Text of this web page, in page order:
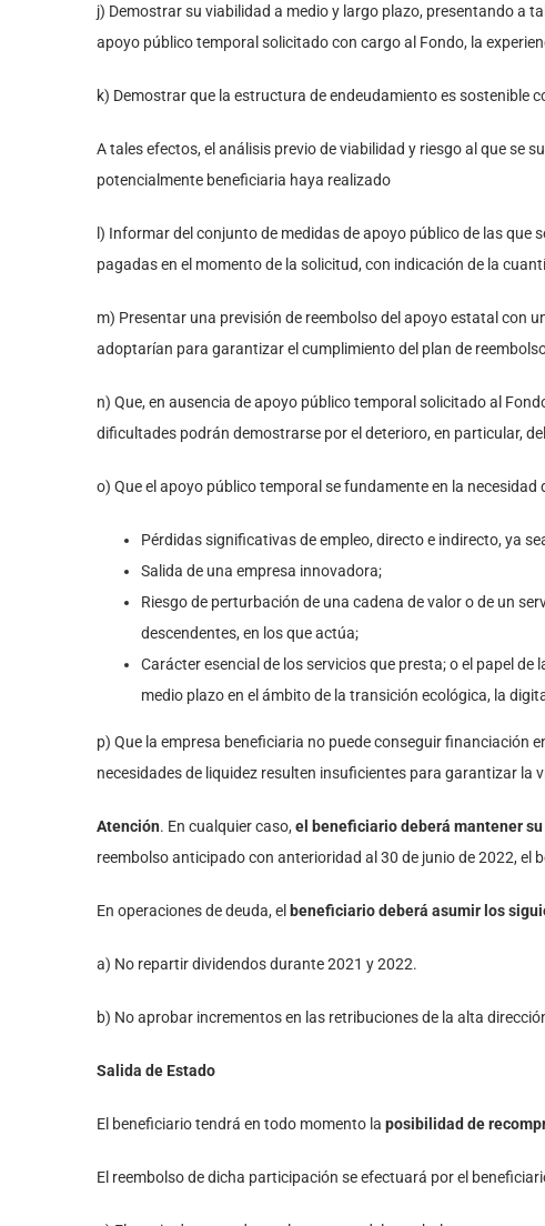
j) Demostrar su viabilidad a medio y largo plazo, presentando a
apoyo público temporal solicitado con cargo al Fondo, la
k) Demostrar que la estructura de endeudamiento es sostenible
A tales efectos, el análisis previo de viabilidad y riesgo al que se
potencialmente beneficiaria haya realizado
l) Informar del conjunto de medidas de apoyo público de las
pagadas en el momento de la solicitud, con indicación de la
m) Presentar una previsión de reembolso del apoyo estatal con
adoptarían para garantizar el cumplimiento del plan de
n) Que, en ausencia de apoyo público temporal solicitado al
dificultades podrán demostrarse por el deterioro, en particular,
o) Que el apoyo público temporal se fundamente en la
Pérdidas significativas de empleo, directo e indirecto, ya
Salida de una empresa innovadora;
Riesgo de perturbación de una cadena de valor o de un
descendentes, en los que actúa;
Carácter esencial de los servicios que presta; o el papel
medio plazo en el ámbito de la transición ecológica, la
p) Que la empresa beneficiaria no puede conseguir financiación
necesidades de liquidez resulten insuficientes para garantizar
Atención. En cualquier caso, el beneficiario deberá mantener
reembolso anticipado con anterioridad al 30 de junio de 2022,
En operaciones de deuda, el beneficiario deberá asumir los
a) No repartir dividendos durante 2021 y 2022.
b) No aprobar incrementos en las retribuciones de la alta
Salida de Estado
El beneficiario tendrá en todo momento la posibilidad de
El reembolso de dicha participación se efectuará por el